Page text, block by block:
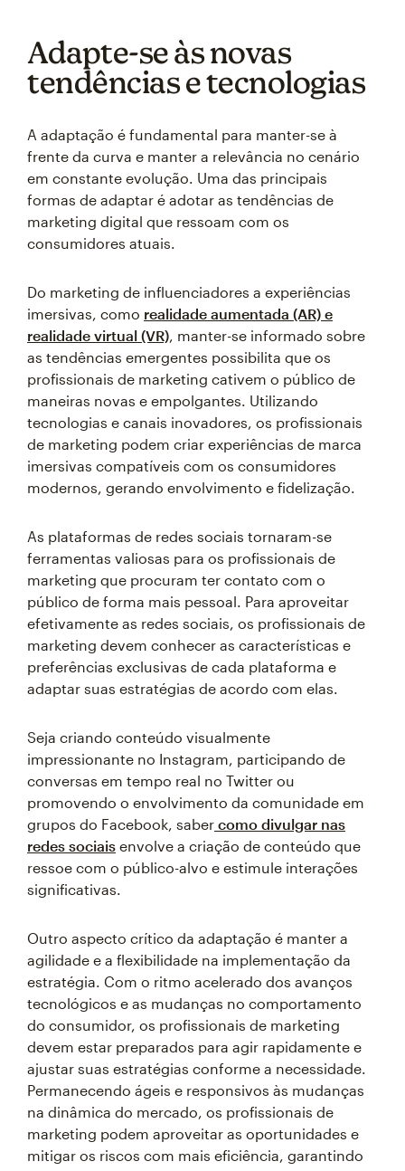
Adapte-se às novas
tendências e tecnologias
A adaptação é fundamental para manter-se à
frente da curva e manter a relevância no cenário
em constante evolução. Uma das principais
formas de adaptar é adotar as tendências de
marketing digital que ressoam com os
consumidores atuais.
Do marketing de influenciadores a experiências
imersivas, como realidade aumentada (AR) e
realidade virtual (VR), manter-se informado sobre
as tendências emergentes possibilita que os
profissionais de marketing cativem o público de
maneiras novas e empolgantes. Utilizando
tecnologias e canais inovadores, os profissionais
de marketing podem criar experiências de marca
imersivas compatíveis com os consumidores
modernos, gerando envolvimento e fidelização.
As plataformas de redes sociais tornaram-se
ferramentas valiosas para os profissionais de
marketing que procuram ter contato com o
público de forma mais pessoal. Para aproveitar
efetivamente as redes sociais, os profissionais de
marketing devem conhecer as características e
preferências exclusivas de cada plataforma e
adaptar suas estratégias de acordo com elas.
Seja criando conteúdo visualmente
impressionante no Instagram, participando de
conversas em tempo real no Twitter ou
promovendo o envolvimento da comunidade em
grupos do Facebook, saber como divulgar nas
redes sociais envolve a criação de conteúdo que
ressoe com o público-alvo e estimule interações
significativas.
Outro aspecto crítico da adaptação é manter a
agilidade e a flexibilidade na implementação da
estratégia. Com o ritmo acelerado dos avanços
tecnológicos e as mudanças no comportamento
do consumidor, os profissionais de marketing
devem estar preparados para agir rapidamente e
ajustar suas estratégias conforme a necessidade.
Permanecendo ágeis e responsivos às mudanças
na dinâmica do mercado, os profissionais de
marketing podem aproveitar as oportunidades e
mitigar os riscos com mais eficiência, garantindo